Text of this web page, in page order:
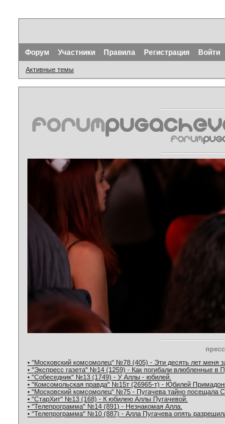
Форум Участники Правила Регистрация Войти
Активные темы
• "Московский комсомолец" №78 (405) - Эти десять лет меня
• "Экспресс газета" №14 (1259) - Как погибали влюбленные в
• "Собеседник" №13 (1749) - У Аллы - юбилей.
• "Комсомольская правда" №15т (26965-т) - Юбилей
• "Московский комсомолец" №75 - Пугачева тайно посещала
• "СтарХит" №13 (168) - К юбилею Аллы Пугачевой.
• "Телепрограмма" №14 (891) - Незнакомая Алла.
• "Телепрограмма" №10 (887) - Алла Пугачева опять